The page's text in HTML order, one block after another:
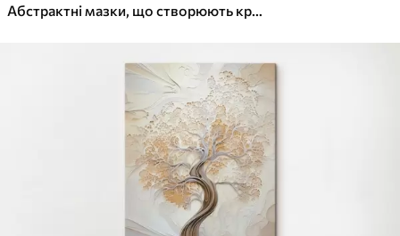
Абстрактні мазки, що створюють круговий рух, фактурне сучасне мистецтво